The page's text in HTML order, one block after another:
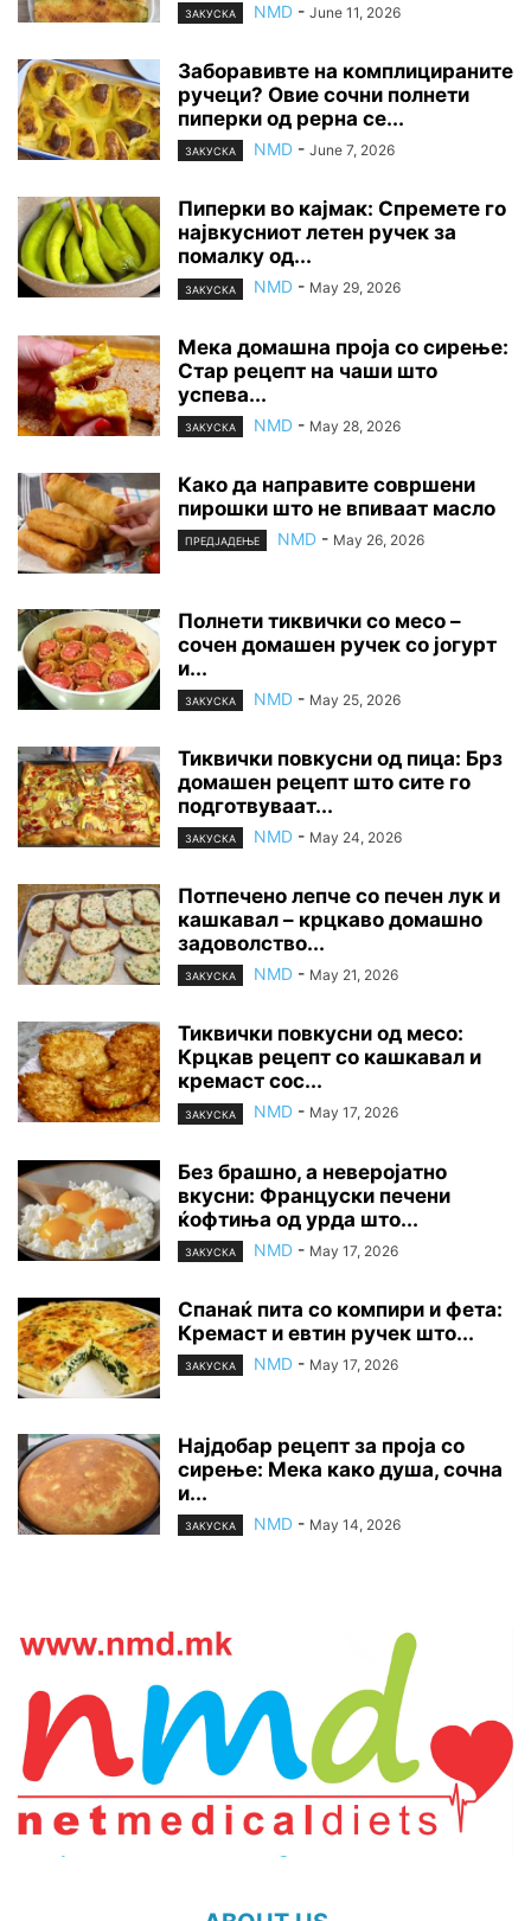
ЗАКУСКА NMD - June 11, 2026
Заборавивте на комплицираните
ручеци? Овие сочни полнети
пиперки од рерна се...
ЗАКУСКА NMD - June 7, 2026
Пиперки во кајмак: Спремете го
највкусниот летен ручек за
помалку од...
ЗАКУСКА NMD - May 29, 2026
Мека домашна проја со сирење:
Стар рецепт на чаши што
успева...
ЗАКУСКА NMD - May 28, 2026
Како да направите совршени
пирошки што не впиваат масло
ПРЕДЈАДЕЊЕ NMD - May 26, 2026
Полнети тиквички со месо –
сочен домашен ручек со јогурт
и...
ЗАКУСКА NMD - May 25, 2026
Тиквички повкусни од пица: Брз
домашен рецепт што сите го
подготвуваат...
ЗАКУСКА NMD - May 24, 2026
Потпечено лепче со печен лук и
кашкавал – крцкаво домашно
задоволство...
ЗАКУСКА NMD - May 21, 2026
Тиквички повкусни од месо:
Крцкав рецепт со кашкавал и
кремаст сос...
ЗАКУСКА NMD - May 17, 2026
Без брашно, а неверојатно
вкусни: Француски печени
ќофтиња од урда што...
ЗАКУСКА NMD - May 17, 2026
Спанаќ пита со компири и фета:
Кремаст и евтин ручек што...
ЗАКУСКА NMD - May 17, 2026
Најдобар рецепт за проја со
сирење: Мека како душа, сочна
и...
ЗАКУСКА NMD - May 14, 2026